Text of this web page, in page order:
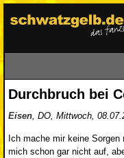
Durchbruch bei
Eisen, DO, Mittwoch,
Ich mache mir keine
mich schon gar nicht auf,